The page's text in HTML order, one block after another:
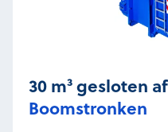
30 m³ gesloten
Boomstronken